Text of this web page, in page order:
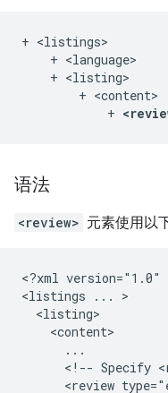
+ <listings>
    + <language>
    + <listing>
        + <content>
            +
语法
<review> 元素使用以
<?xml version="1.0"
<listings
...
<!-- Specify
<review